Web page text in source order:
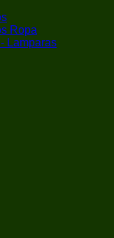
Ropa
Lamparas